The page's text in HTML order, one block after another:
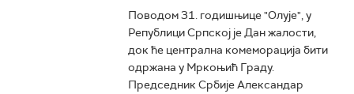
Поводом 31. годишњице "Олује", у
Републици Српској је Дан жалости,
док ће централна комеморација бити
одржана у Мркоњић Граду.
Председник Србије Александар